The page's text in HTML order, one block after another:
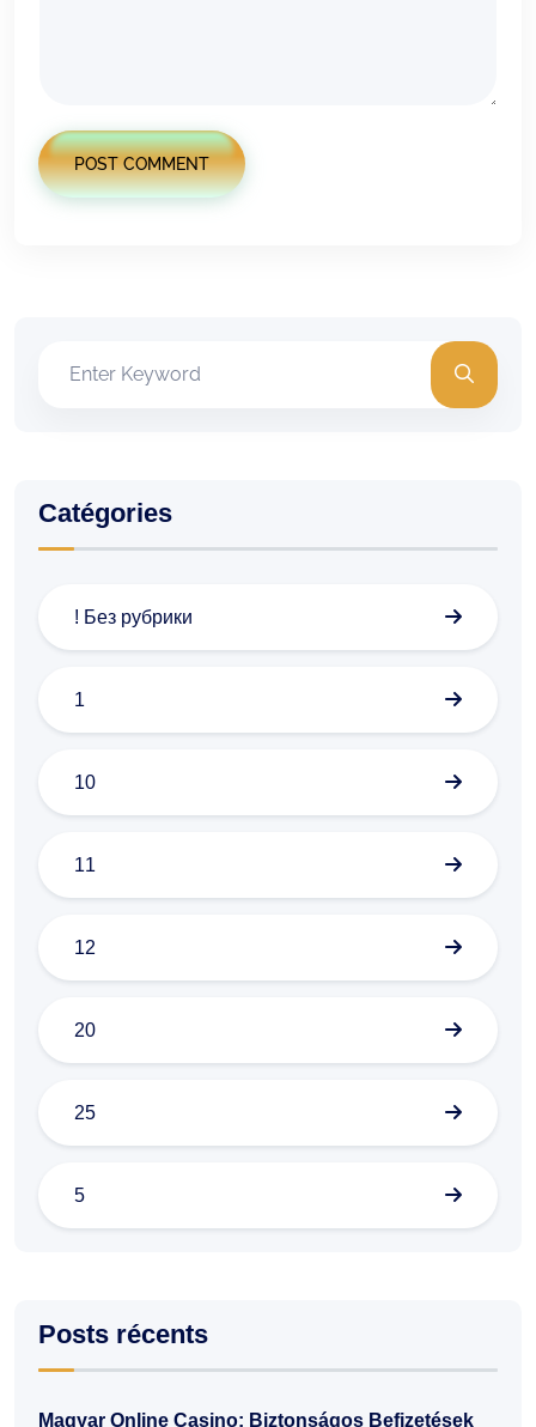
POST COMMENT
Catégories
! Без рубрики
1
10
11
12
20
25
5
Posts récents
Magyar Online Casino: Biztonságos Befizetések